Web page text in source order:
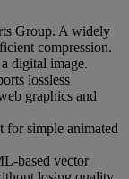
Group. A widely
compression.
digital image.
lossless
graphics and
for simple animated
based vector